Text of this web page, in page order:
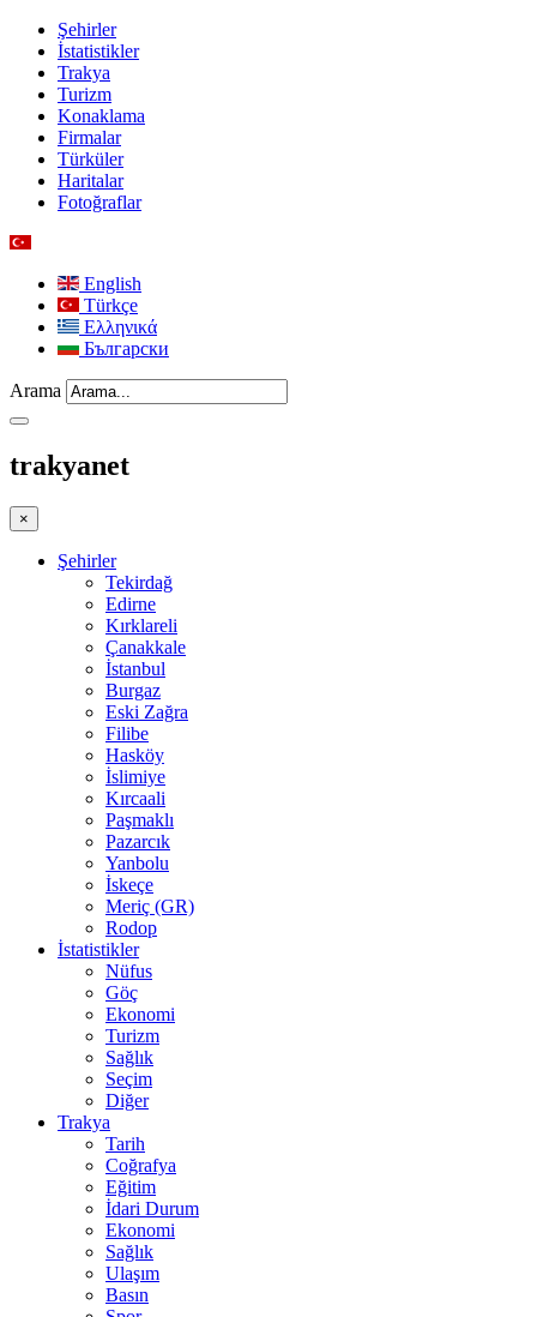
Şehirler
İstatistikler
Trakya
Turizm
Konaklama
Firmalar
Türküler
Haritalar
Fotoğraflar
English
Türkçe
Ελληνικά
Български
Arama
trakyanet
×
Şehirler
Tekirdağ
Edirne
Kırklareli
Çanakkale
İstanbul
Burgaz
Eski Zağra
Filibe
Hasköy
İslimiye
Kırcaali
Paşmaklı
Pazarcık
Yanbolu
İskeçe
Meriç (GR)
Rodop
İstatistikler
Nüfus
Göç
Ekonomi
Turizm
Sağlık
Seçim
Diğer
Trakya
Tarih
Coğrafya
Eğitim
İdari Durum
Ekonomi
Sağlık
Ulaşım
Basın